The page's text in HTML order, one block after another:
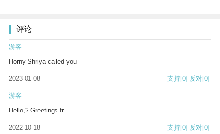
评论
游客
Horny Shriya called you
2023-01-08 支持[0] 反对[0]
游客
Hello,? Greetings fr
2022-10-18 支持[0] 反对[0]